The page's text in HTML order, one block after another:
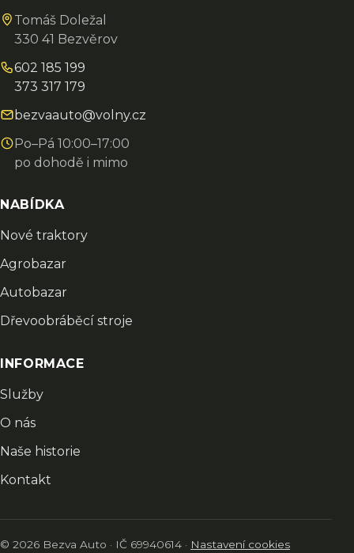
Tomáš Doležal
330 41 Bezvěrov
602 185 199
373 317 179
bezvaauto@volny.cz
Po–Pá 10:00–17:00
po dohodě i mimo
NABÍDKA
Nové traktory
Agrobazar
Autobazar
Dřevoobráběcí stroje
INFORMACE
Služby
O nás
Naše historie
Kontakt
© 2026 Bezva Auto · IČ 69940614 · Nastavení cookies